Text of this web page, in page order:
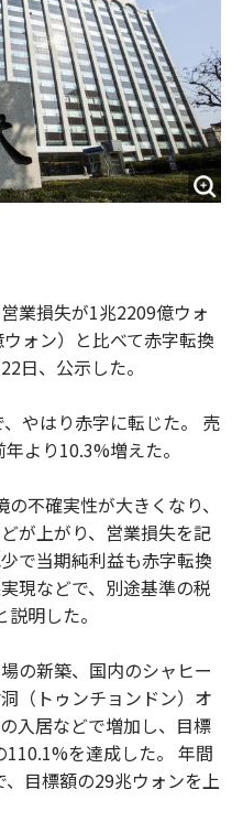
業損失が1兆2209億ウォ
ォン）と比べて赤字転換
日、公示した。
やはり赤字に転じた。 売
より10.3%増えた。
不確実性が大きくなり、
が上がり、営業損失を記
で当期純利益も赤字転換
現などで、別途基準の税
明した。
の新築、国内のシャヒー
（トゥンチョンドン）オ
入居などで増加し、目標
を達成した。 年間
目標額の29兆ウォンを上